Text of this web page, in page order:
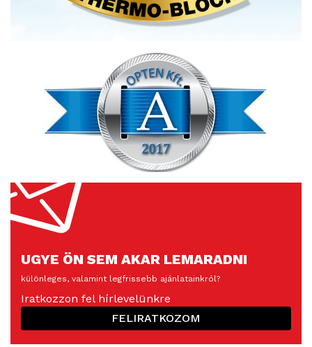
UGYE ÖN SEM AKAR LEMARADNI
különleges, valamint legfrissebb ajánlatainkról?
Iratkozzon fel hírlevelünkre
FELIRATKOZOM